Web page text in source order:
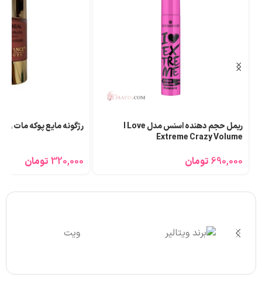
رژگونه مایع پوکه مات ریونانس کد Bl105‎
320,000 تومان
پالت سایه چشم 12 تایی رمانتیک کالر
390,000 تومان
ویت